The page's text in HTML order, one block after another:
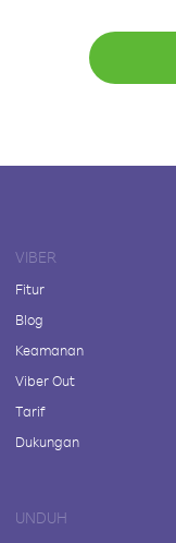
VIBER
Fitur
Blog
Keamanan
Viber Out
Tarif
Dukungan
UNDUH